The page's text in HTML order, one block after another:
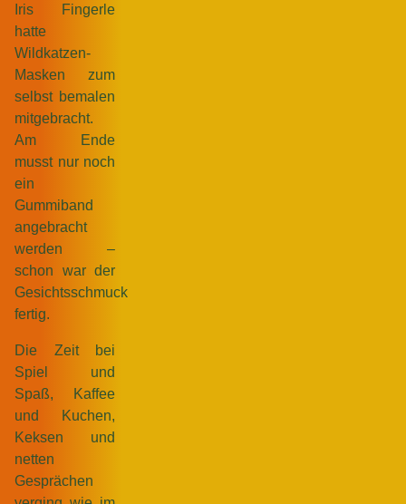
Iris Fingerle
hatte
Wildkatzen-
Masken zum
selbst bemalen
mitgebracht.
Am Ende
musst nur noch
ein
Gummiband
angebracht
werden –
schon war der
Gesichtsschmuck
fertig.
Die Zeit bei
Spiel und
Spaß, Kaffee
und Kuchen,
Keksen und
netten
Gesprächen